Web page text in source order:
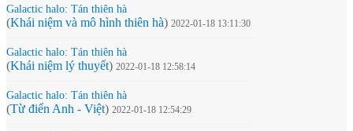
Galactic halo: Tán thiên hà
(Khái niệm và mô hình thiên hà) 2022-01-18 13:11:30
Galactic halo: Tán thiên hà
(Khái niệm lý thuyết) 2022-01-18 12:58:14
Galactic halo: Tán thiên hà
(Từ điển Anh - Việt) 2022-01-18 12:54:29